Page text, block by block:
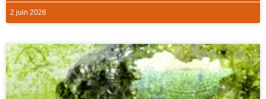
2 juin 2026